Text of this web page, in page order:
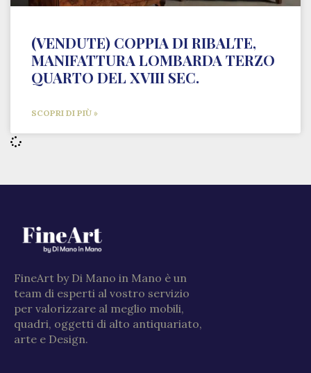
(VENDUTE) COPPIA DI RIBALTE,
MANIFATTURA LOMBARDA TERZO
QUARTO DEL XVIII SEC.
SCOPRI DI PIÙ »
FineArt by Di Mano in Mano è un
team di esperti al vostro servizio
per valorizzare al meglio mobili,
quadri, oggetti di alto antiquariato,
arte e Design.